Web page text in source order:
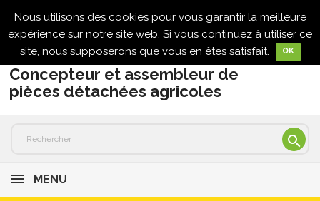
Nous utilisons des cookies pour vous garantir la meilleure
expérience sur notre site web. Si vous continuez à utiliser ce
site, nous supposerons que vous en êtes satisfait.
OK

Concepteur et assembleur de
pièces détachées agricoles

MENU